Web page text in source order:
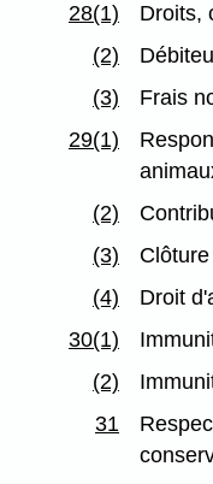
28(1)
Droits,
(2)
(3)
Frais
29(1)
(2)
(3)
Clôture
(4)
Droit
30(1)
(2)
31